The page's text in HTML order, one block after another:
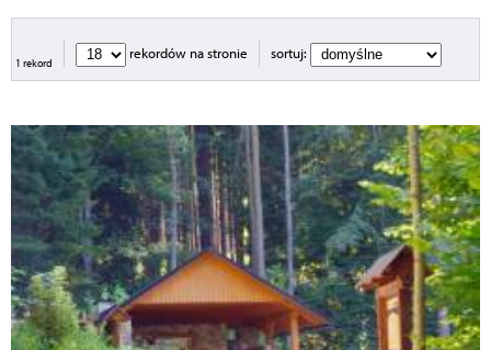
1 rekord
rekordów na stronie sortuj: